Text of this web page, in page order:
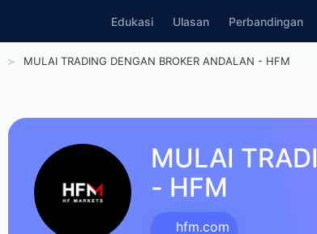
Edukasi Ulasan Perbandingan
MULAI TRADING DENGAN BROKER ANDALAN - HFM
MULAI
- HFM
hfm.com